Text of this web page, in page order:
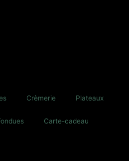
Crèmerie Plateaux
Carte-cadeau